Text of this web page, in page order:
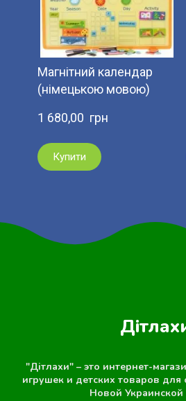
Магнітний календар
(німецькою мовою)
1 680,00  грн
Купити
"Дітлахи" – это интернет-
игрушек и детских товаров для
Новой